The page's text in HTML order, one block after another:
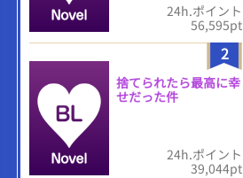
24h.ポイント
56,595pt
2
捨てられたら最高に幸
せだった件
24h.ポイント
39,044pt